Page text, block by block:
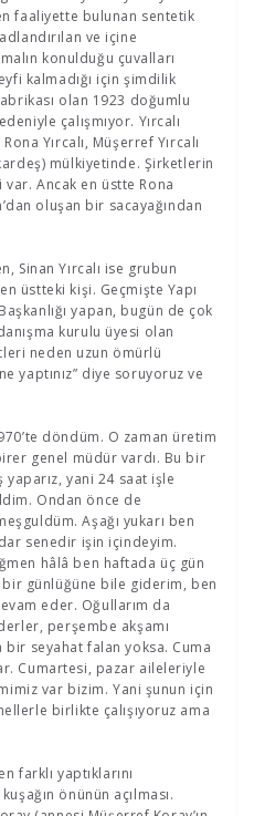
faaliyette bulunan sentetik
ve içine
konulduğu çuvalları
kalmadığı için şimdilik
olan 1923 doğumlu
çalışmıyor. Yırcalı
Yırcalı, Müşerref Yırcalı
mülkiyetinde. Şirketlerin
Ancak en üstte Rona
oluşan bir sacayağından
Sinan Yırcalı ise grubun
üstteki kişi. Geçmişte Yapı
yapan, bugün de çok
kurulu üyesi olan
neden uzun ömürlü
yaptınız” diye soruyoruz ve
döndüm. O zaman üretim
genel müdür vardı. Bu bir
yani 24 saat işle
Ondan önce de
Aşağı yukarı ben
senedir işin içindeyim.
hâlâ ben haftada üç gün
günlüğüne bile giderim, ben
eder. Oğullarım da
perşembe akşamı
seyahat falan yoksa. Cuma
Cumartesi, pazar aileleriyle
var bizim. Yani şunun için
birlikte çalışıyoruz ama
farklı yaptıklarını
önünün açılması.